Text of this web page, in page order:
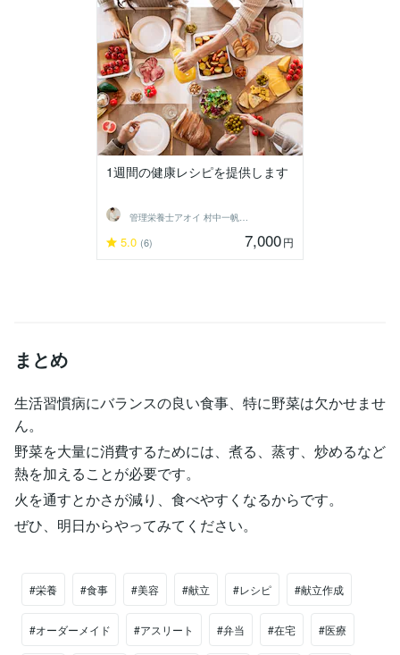
1週間の健康レシピを提供します
管理栄養士アオイ 村中一帆ママが楽する食
5.0 (6) 7,000円
まとめ
生活習慣病にバランスの良い食事、特に野菜は欠かせませ
ん。
野菜を大量に消費するためには、煮る、蒸す、炒めるなど
熱を加えることが必要です。
火を通すとかさが減り、食べやすくなるからです。
ぜひ、明日からやってみてください。
#栄養 #食事 #美容 #献立 #レシピ #献立作成
#オーダーメイド #アスリート #弁当 #在宅 #医療